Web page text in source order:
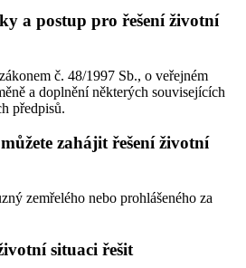
a postup pro řešení životní
č. 48/1997 Sb., o veřejném
a doplnění některých souvisejících
předpisů.
zahájit řešení životní
zemřelého nebo prohlášeného za
situaci řešit